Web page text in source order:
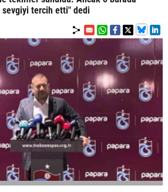
sevgiyi tercih etti" dedi